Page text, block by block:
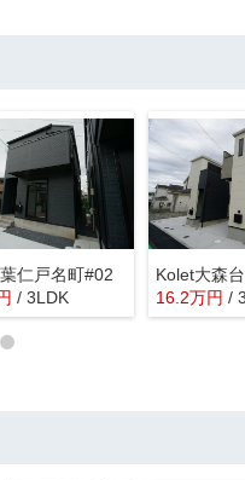
仁戸名町#02
/ 3LDK
Kolet大森
16.2万円 /